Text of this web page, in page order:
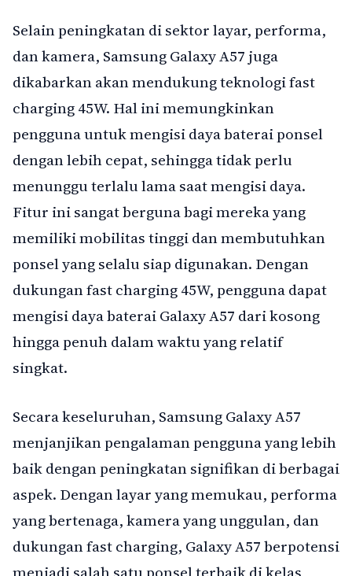
Selain peningkatan di sektor layar, performa,
dan kamera, Samsung Galaxy A57 juga
dikabarkan akan mendukung teknologi fast
charging 45W. Hal ini memungkinkan
pengguna untuk mengisi daya baterai ponsel
dengan lebih cepat, sehingga tidak perlu
menunggu terlalu lama saat mengisi daya.
Fitur ini sangat berguna bagi mereka yang
memiliki mobilitas tinggi dan membutuhkan
ponsel yang selalu siap digunakan. Dengan
dukungan fast charging 45W, pengguna dapat
mengisi daya baterai Galaxy A57 dari kosong
hingga penuh dalam waktu yang relatif
singkat.
Secara keseluruhan, Samsung Galaxy A57
menjanjikan pengalaman pengguna yang lebih
baik dengan peningkatan signifikan di berbagai
aspek. Dengan layar yang memukau, performa
yang bertenaga, kamera yang unggulan, dan
dukungan fast charging, Galaxy A57 berpotensi